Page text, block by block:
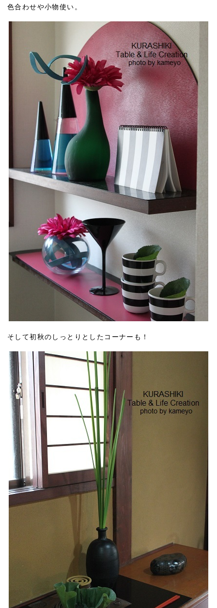
色合わせや小物使い。
そして初秋のしっとりとしたコーナーも！